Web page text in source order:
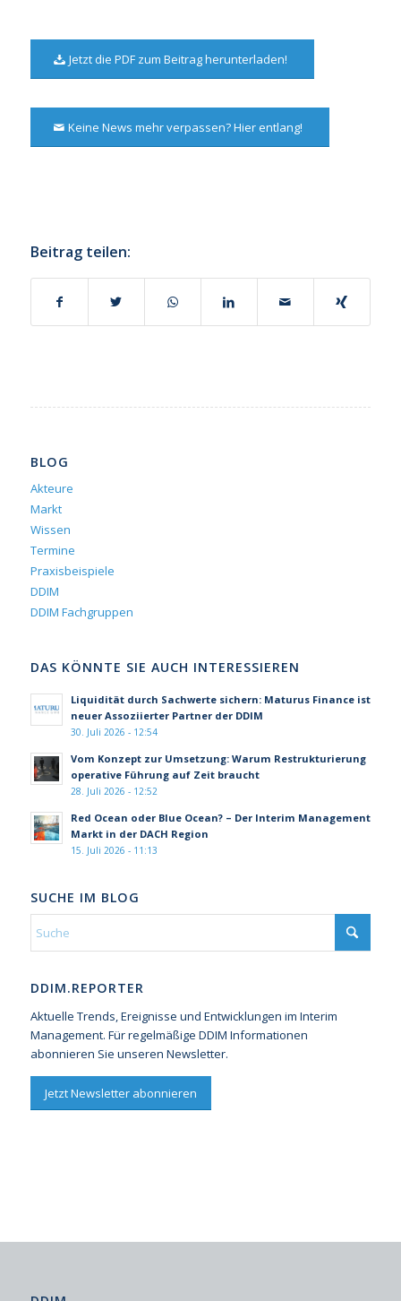
Jetzt die PDF zum Beitrag herunterladen!
Keine News mehr verpassen? Hier entlang!
Beitrag teilen:
BLOG
Akteure
Markt
Wissen
Termine
Praxisbeispiele
DDIM
DDIM Fachgruppen
DAS KÖNNTE SIE AUCH INTERESSIEREN
Liquidität durch Sachwerte sichern: Maturus Finance ist
neuer Assoziierter Partner der DDIM
30. Juli 2026 - 12:54
Vom Konzept zur Umsetzung: Warum Restrukturierung
operative Führung auf Zeit braucht
28. Juli 2026 - 12:52
Red Ocean oder Blue Ocean? – Der Interim Management
Markt in der DACH Region
15. Juli 2026 - 11:13
SUCHE IM BLOG
DDIM.REPORTER
Aktuelle Trends, Ereignisse und Entwicklungen im Interim
Management. Für regelmäßige DDIM Informationen
abonnieren Sie unseren Newsletter.
Jetzt Newsletter abonnieren